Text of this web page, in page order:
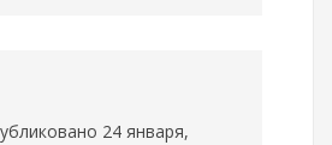
24 января,